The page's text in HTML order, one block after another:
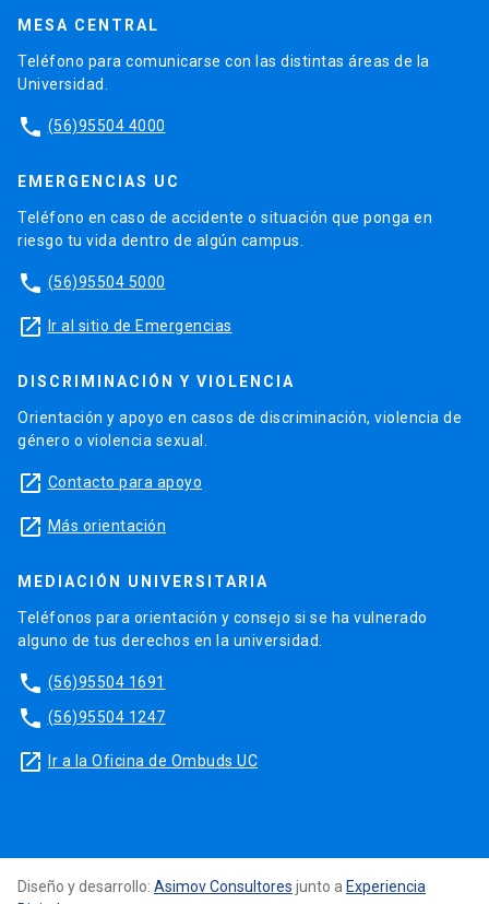
MESA CENTRAL
Teléfono para comunicarse con las distintas áreas de la
Universidad.
phone (56)95504 4000
EMERGENCIAS UC
Teléfono en caso de accidente o situación que ponga en
riesgo tu vida dentro de algún campus.
phone (56)95504 5000
launch Ir al sitio de Emergencias
DISCRIMINACIÓN Y VIOLENCIA
Orientación y apoyo en casos de discriminación, violencia de
género o violencia sexual.
launch Contacto para apoyo
launch Más orientación
MEDIACIÓN UNIVERSITARIA
Teléfonos para orientación y consejo si se ha vulnerado
alguno de tus derechos en la universidad.
phone (56)95504 1691
phone (56)95504 1247
launch Ir a la Oficina de Ombuds UC
Diseño y desarrollo: Asimov Consultores junto a Experiencia